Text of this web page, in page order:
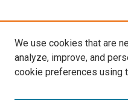
We use cookies that are
analyze, improve, and
cookie preferences using